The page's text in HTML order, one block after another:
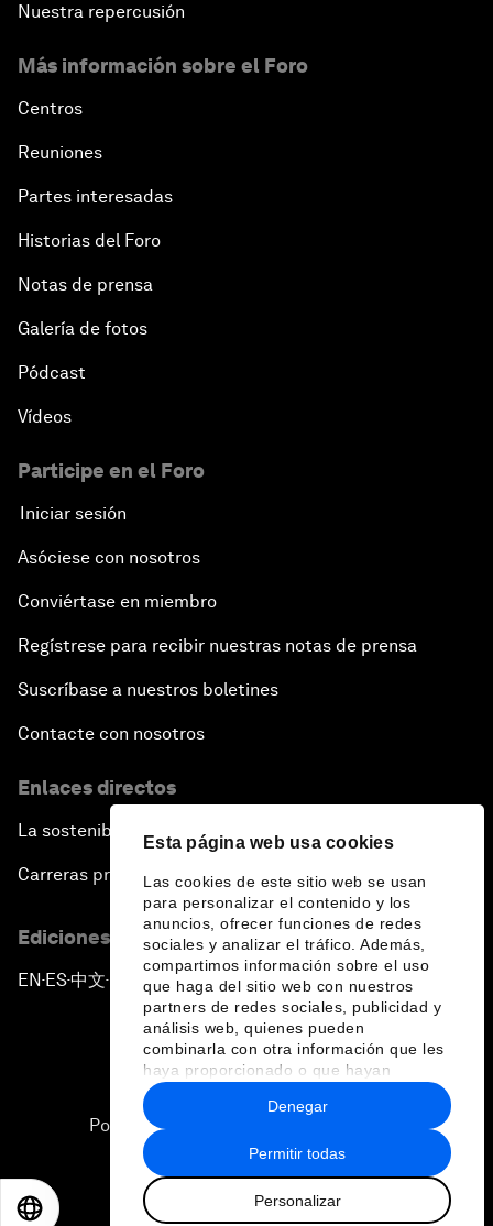
Esta página web usa cookies
Las cookies de este sitio web se usan
para personalizar el contenido y los
anuncios, ofrecer funciones de redes
sociales y analizar el tráfico. Además,
compartimos información sobre el uso
que haga del sitio web con nuestros
partners de redes sociales, publicidad y
análisis web, quienes pueden
combinarla con otra información que les
haya proporcionado o que hayan
recopilado a partir del uso que haya
hecho de sus servicios.
Permitir todas
Personalizar
Denegar
Nuestra repercusión
Más información sobre el Foro
Centros
Reuniones
Partes interesadas
Historias del Foro
Notas de prensa
Galería de fotos
Pódcast
Vídeos
Participe en el Foro
Iniciar sesión
Asóciese con nosotros
Conviértase en miembro
Regístrese para recibir nuestras notas de prensa
Suscríbase a nuestros boletines
Contacte con nosotros
Enlaces directos
La sostenibilidad en el Foro
Carreras profesionales
Ediciones en otros idiomas
EN ▪ ES▪中文▪ 日本語
Política de privacidad y normas de uso
2026 Foro Económico Mundial